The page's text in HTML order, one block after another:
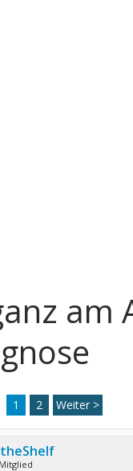
am
1 2 Weiter >